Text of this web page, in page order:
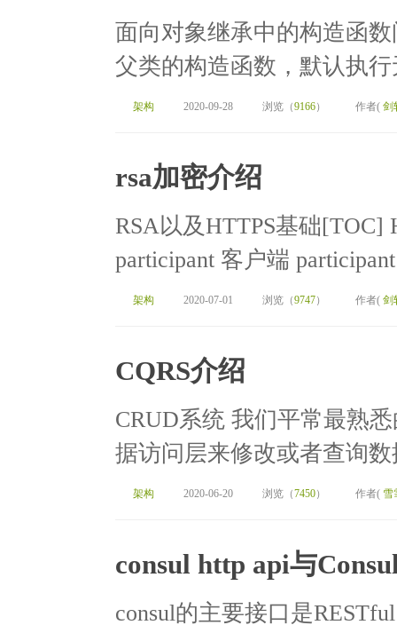
面向对象继承中的构造函
父类的构造函数，默认执
架构 2020-09-28 浏览（9166） 作者( 剑
rsa加密介绍
RSA以及HTTPS基础[TOC]
participant 客户端
架构 2020-07-01 浏览（9747） 作者( 剑
CQRS介绍
CRUD系统 我们平常最熟
据访问层来修改或者查询
架构 2020-06-20 浏览（7450） 作者( 雪
consul http api与
consul的主要接口是